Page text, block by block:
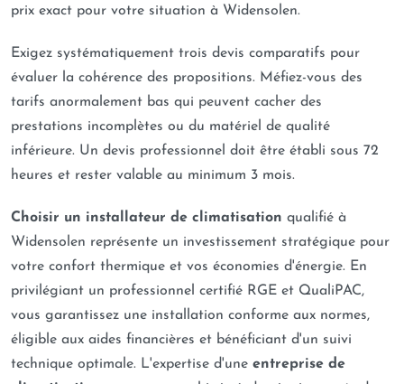
prix exact pour votre situation à Widensolen.
Exigez systématiquement trois devis comparatifs pour
évaluer la cohérence des propositions. Méfiez-vous des
tarifs anormalement bas qui peuvent cacher des
prestations incomplètes ou du matériel de qualité
inférieure. Un devis professionnel doit être établi sous 72
heures et rester valable au minimum 3 mois.
Choisir un installateur de climatisation qualifié à
Widensolen représente un investissement stratégique pour
votre confort thermique et vos économies d'énergie. En
privilégiant un professionnel certifié RGE et QualiPAC,
vous garantissez une installation conforme aux normes,
éligible aux aides financières et bénéficiant d'un suivi
technique optimale. L'expertise d'une entreprise de